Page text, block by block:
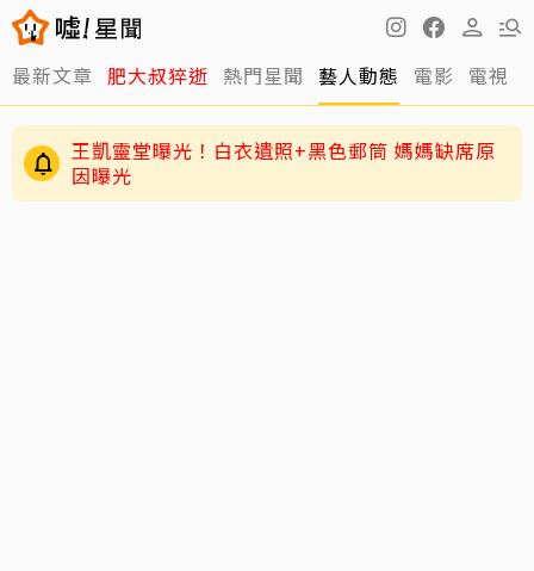
最新文章 肥大叔猝逝 熱門星聞 藝人動態 電影 電視
明金成走後第4個父親節！龍鳳胎兒吐「我沒有爸
爸」 老師暖回一句話全網鼻酸